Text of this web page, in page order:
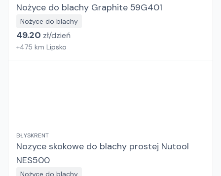
Nożyce do blachy Graphite 59G401
Nożyce do blachy
49.20 zł/dzień
+475 km Lipsko
BŁYSKRENT
Nozyce skokowe do blachy prostej Nutool
NES500
Nożyce do blachy